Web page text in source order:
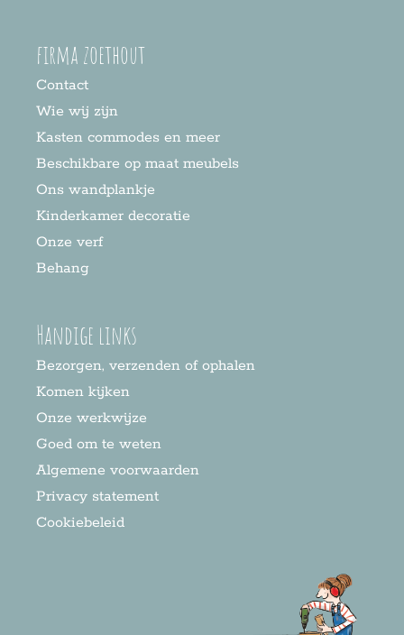
firma zoethout
Contact
Wie wij zijn
Kasten commodes en meer
Beschikbare op maat meubels
Ons wandplankje
Kinderkamer decoratie
Onze verf
Behang
Handige links
Bezorgen, verzenden of ophalen
Komen kijken
Onze werkwijze
Goed om te weten
Algemene voorwaarden
Privacy statement
Cookiebeleid